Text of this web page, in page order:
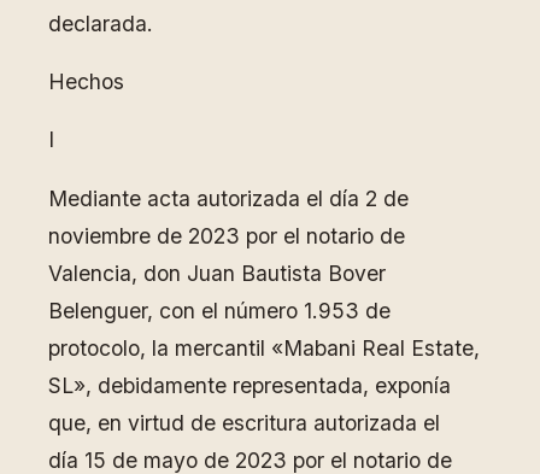
declarada.
Hechos
I
Mediante acta autorizada el día 2 de
noviembre de 2023 por el notario de
Valencia, don Juan Bautista Bover
Belenguer, con el número 1.953 de
protocolo, la mercantil «Mabani Real Estate,
SL», debidamente representada, exponía
que, en virtud de escritura autorizada el
día 15 de mayo de 2023 por el notario de